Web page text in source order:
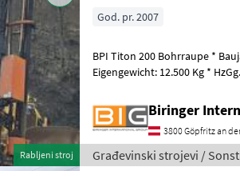
Rabljeni stroj
God. pr. 2007
BPI Titon 200 Bohrraupe *
Eigengewicht: 12.500 Kg * HzGg.: 26.000 Kg
Biringer
3800 Göpfritz an
Građevinski strojevi /